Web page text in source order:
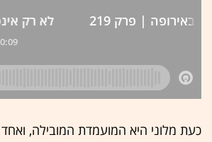
כעת מלוני היא המועמדת המובילה, ואחד